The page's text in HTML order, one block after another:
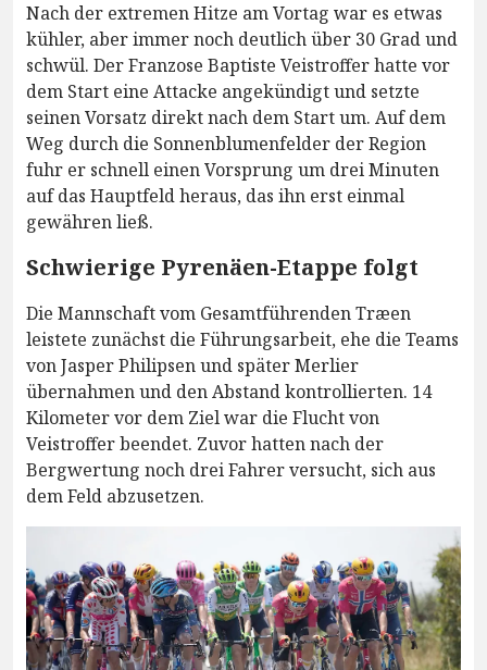
Nach der extremen Hitze am Vortag war es etwas
kühler, aber immer noch deutlich über 30 Grad und
schwül. Der Franzose Baptiste Veistroffer hatte vor
dem Start eine Attacke angekündigt und setzte
seinen Vorsatz direkt nach dem Start um. Auf dem
Weg durch die Sonnenblumenfelder der Region
fuhr er schnell einen Vorsprung um drei Minuten
auf das Hauptfeld heraus, das ihn erst einmal
gewähren ließ.
Schwierige Pyrenäen-Etappe folgt
Die Mannschaft vom Gesamtführenden Træen
leistete zunächst die Führungsarbeit, ehe die Teams
von Jasper Philipsen und später Merlier
übernahmen und den Abstand kontrollierten. 14
Kilometer vor dem Ziel war die Flucht von
Veistroffer beendet. Zuvor hatten nach der
Bergwertung noch drei Fahrer versucht, sich aus
dem Feld abzusetzen.